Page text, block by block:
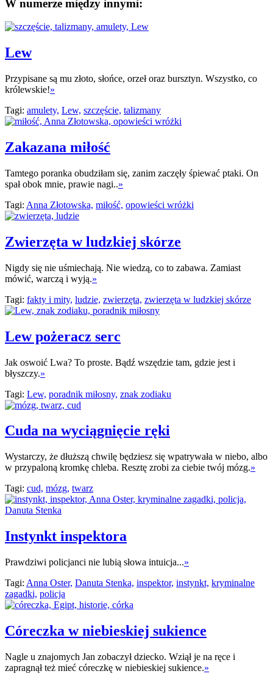
W numerze między innymi:
Lew
Przypisane są mu złoto, słońce, orzeł oraz bursztyn. Wszystko, co
królewskie!»
Tagi: amulety, Lew, szczęście, talizmany
Zakazana miłość
Tamtego poranka obudziłam się, zanim zaczęły śpiewać ptaki. On
spał obok mnie, prawie nagi..»
Tagi: Anna Złotowska, miłość, opowieści wróżki
Zwierzęta w ludzkiej skórze
Nigdy się nie uśmiechają. Nie wiedzą, co to zabawa. Zamiast
mówić, warczą i wyją.»
Tagi: fakty i mity, ludzie, zwierzęta, zwierzęta w ludzkiej skórze
Lew pożeracz serc
Jak oswoić Lwa? To proste. Bądź wszędzie tam, gdzie jest i
błyszczy.»
Tagi: Lew, poradnik miłosny, znak zodiaku
Cuda na wyciągnięcie ręki
Wystarczy, że dłuższą chwilę będziesz się wpatrywała w niebo, albo
w przypaloną kromkę chleba. Resztę zrobi za ciebie twój mózg.»
Tagi: cud, mózg, twarz
Instynkt inspektora
Prawdziwi policjanci nie lubią słowa intuicja...»
Tagi: Anna Oster, Danuta Stenka, inspektor, instynkt, kryminalne
zagadki, policja
Córeczka w niebieskiej sukience
Nagle u znajomych Jan zobaczył dziecko. Wziął je na ręce i
zapragnął też mieć córeczkę w niebieskiej sukience.»